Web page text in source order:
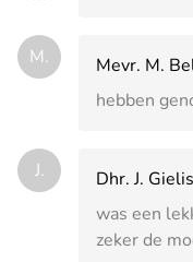
M.
Mevr. M.
hebben
J.
Dhr. J. Gielis
was een
zeker de